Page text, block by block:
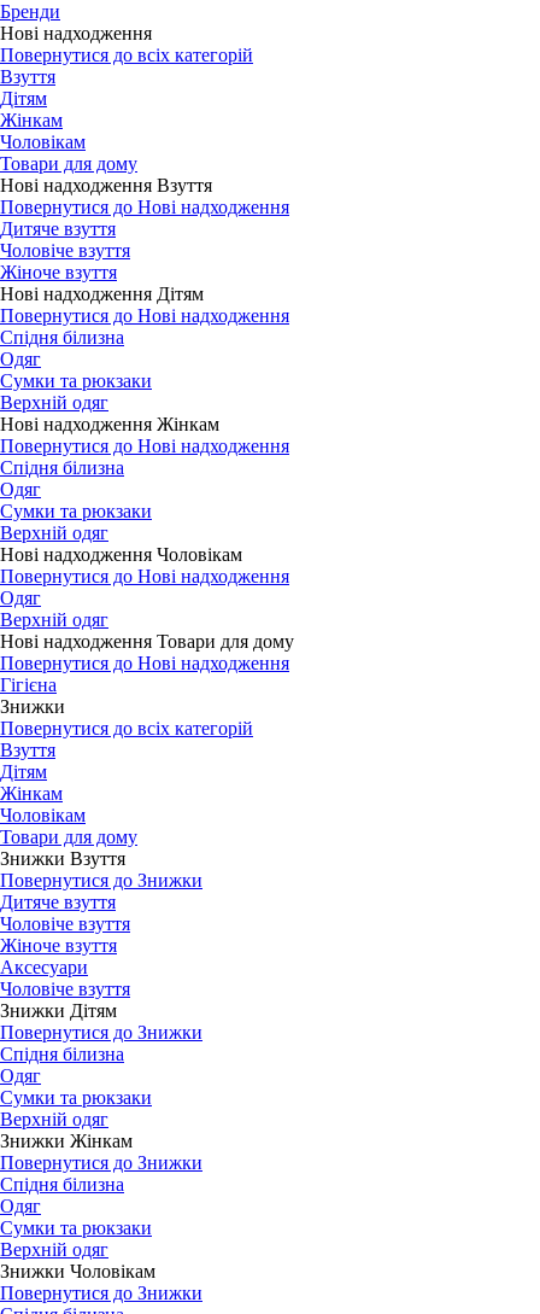
Бренди
Нові надходження
Повернутися до всіх категорій
Взуття
Дітям
Жінкам
Чоловікам
Товари для дому
Нові надходження Взуття
Повернутися до Нові надходження
Дитяче взуття
Чоловіче взуття
Жіноче взуття
Нові надходження Дітям
Повернутися до Нові надходження
Спідня білизна
Одяг
Сумки та рюкзаки
Верхній одяг
Нові надходження Жінкам
Повернутися до Нові надходження
Спідня білизна
Одяг
Сумки та рюкзаки
Верхній одяг
Нові надходження Чоловікам
Повернутися до Нові надходження
Одяг
Верхній одяг
Нові надходження Товари для дому
Повернутися до Нові надходження
Гігієна
Знижки
Повернутися до всіх категорій
Взуття
Дітям
Жінкам
Чоловікам
Товари для дому
Знижки Взуття
Повернутися до Знижки
Дитяче взуття
Чоловіче взуття
Жіноче взуття
Аксесуари
Чоловіче взуття
Знижки Дітям
Повернутися до Знижки
Спідня білизна
Одяг
Сумки та рюкзаки
Верхній одяг
Знижки Жінкам
Повернутися до Знижки
Спідня білизна
Одяг
Сумки та рюкзаки
Верхній одяг
Знижки Чоловікам
Повернутися до Знижки